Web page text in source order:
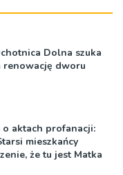
Dolna szuka
dworu
aktach profanacji:
mieszkańcy
że tu jest Matka